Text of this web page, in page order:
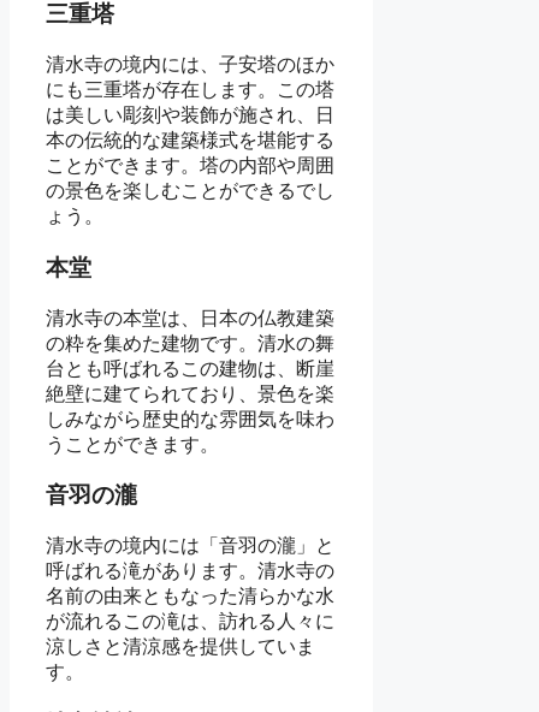
三重塔
清水寺の境内には、子安塔のほか
にも三重塔が存在します。この塔
は美しい彫刻や装飾が施され、日
本の伝統的な建築様式を堪能する
ことができます。塔の内部や周囲
の景色を楽しむことができるでし
ょう。
本堂
清水寺の本堂は、日本の仏教建築
の粋を集めた建物です。清水の舞
台とも呼ばれるこの建物は、断崖
絶壁に建てられており、景色を楽
しみながら歴史的な雰囲気を味わ
うことができます。
音羽の瀧
清水寺の境内には「音羽の瀧」と
呼ばれる滝があります。清水寺の
名前の由来ともなった清らかな水
が流れるこの滝は、訪れる人々に
涼しさと清涼感を提供していま
す。